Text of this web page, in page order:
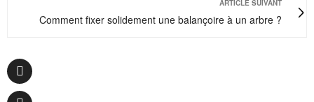
ARTICLE SUIVANT
Comment fixer solidement une balançoire à un arbre ?